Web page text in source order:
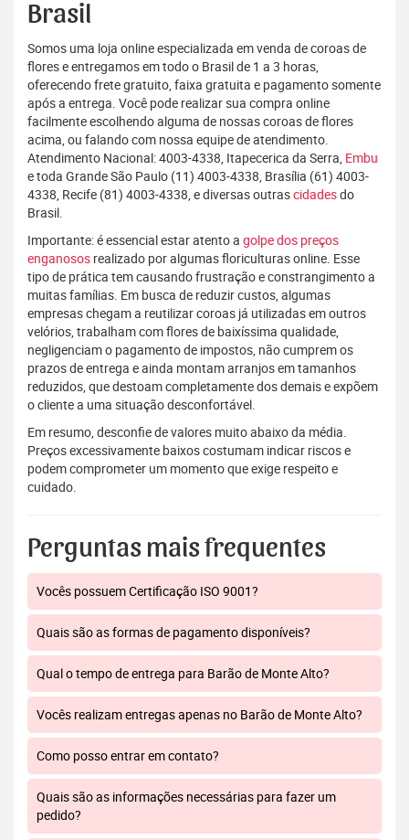
Brasil
Somos uma loja online especializada em venda de coroas de
flores e entregamos em todo o Brasil de 1 a 3 horas,
oferecendo frete gratuito, faixa gratuita e pagamento somente
após a entrega. Você pode realizar sua compra online
facilmente escolhendo alguma de nossas coroas de flores
acima, ou falando com nossa equipe de atendimento.
Atendimento Nacional: 4003-4338, Itapecerica da Serra, Embu
e toda Grande São Paulo (11) 4003-4338, Brasília (61) 4003-
4338, Recife (81) 4003-4338, e diversas outrascidadesdo
Brasil.
Importante: é essencial estar atento a golpe dos preços
enganosos realizado por algumas floriculturas online. Esse
tipo de prática tem causando frustração e constrangimento a
muitas famílias. Em busca de reduzir custos, algumas
empresas chegam a reutilizar coroas já utilizadas em outros
velórios, trabalham com flores de baixíssima qualidade,
negligenciam o pagamento de impostos, não cumprem os
prazos de entrega e ainda montam arranjos em tamanhos
reduzidos, que destoam completamente dos demais e expõem
o cliente a uma situação desconfortável.
Em resumo, desconfie de valores muito abaixo da média.
Preços excessivamente baixos costumam indicar riscos e
podem comprometer um momento que exige respeito e
cuidado.
Perguntas mais frequentes
Vocês possuem Certificação ISO 9001?
Quais são as formas de pagamento disponíveis?
Qual o tempo de entrega para Barão de Monte Alto?
Vocês realizam entregas apenas no Barão de Monte Alto?
Como posso entrar em contato?
Quais são as informações necessárias para fazer um
pedido?